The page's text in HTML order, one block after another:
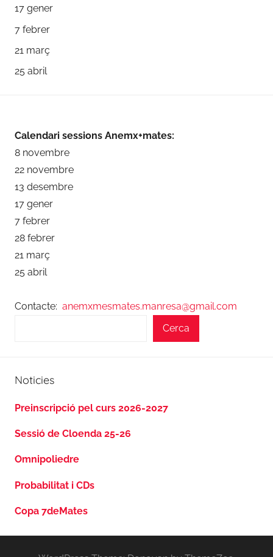
17 gener
7 febrer
21 març
25 abril
Calendari sessions Anemx+mates:
8 novembre
22 novembre
13 desembre
17 gener
7 febrer
28 febrer
21 març
25 abril
Contacte: anemxmesmates.manresa@gmail.com
Cerca
Noticies
Preinscripció pel curs 2026-2027
Sessió de Cloenda 25-26
Omnipoliedre
Probabilitat i CDs
Copa 7deMates